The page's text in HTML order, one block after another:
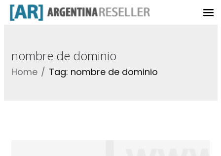
nombre de dominio
Home Tag: nombre de dominio